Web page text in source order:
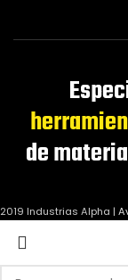
de
2019 Industrias Alpha |